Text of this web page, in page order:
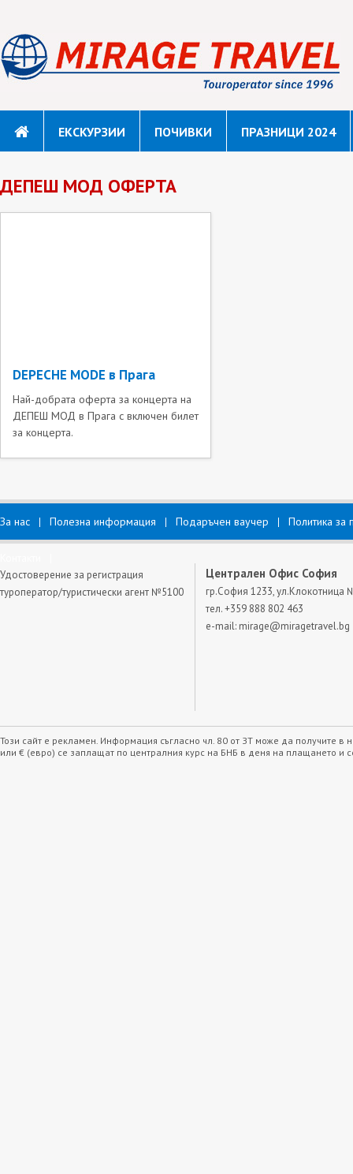
ЕКСКУРЗИИ ПОЧИВКИ ПРАЗНИЦИ 2024
ДЕПЕШ МОД ОФЕРТА
DEPECHE MODE в Прага
Най-добрата оферта за концерта на
ДЕПЕШ МОД в Прага с включен билет
за концерта.
За нас Полезна информация Подаръчен ваучер Политика за
Удостоверение за регистрация
туроператор/туристически агент №5100
Централен Офис София
гр.София 1233, ул.Клокотница
тел. +359 888 802 463
e-mail: mirage@miragetravel.bg
Този сайт е рекламен. Информация съгласно чл. 80 от ЗТ може да получите
или € (евро) се заплащат по централния курс на БНБ в деня на плащането и